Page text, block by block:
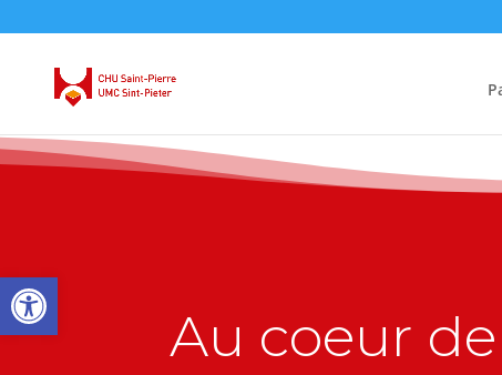
Ouvrir la barre d’outils
Au coeur